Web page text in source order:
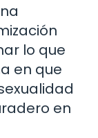
lo que
en que
en